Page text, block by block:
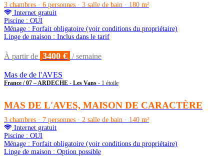
3 chambres · 6 personnes · 3 salle de bain · 180 m²
Internet gratuit
Piscine : OUI
Ménage : Forfait obligatoire (voir conditions du propriétaire)
Linge de maison : Inclus dans le tarif
À partir de 3400 € / semaine
Mas de de l'AVES
France / 07 – ARDECHE - Les Vans - 1 étoile
MAS DE L'AVES, MAISON DE CARACTÈRE
3 chambres · 7 personnes · 2 salle de bain · 140 m²
Internet gratuit
Piscine : OUI
Ménage : Forfait obligatoire (voir conditions du propriétaire)
Linge de maison : Option possible